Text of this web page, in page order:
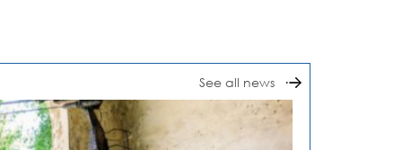
See all news